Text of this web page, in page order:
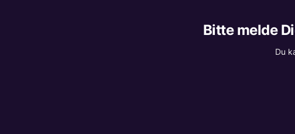
Bitte melde
Du